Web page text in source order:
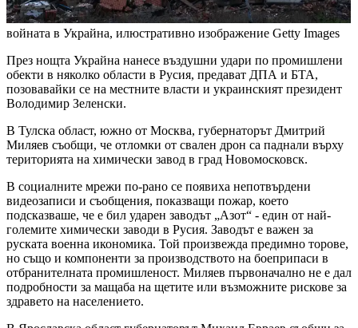
войната в Украйна, илюстративно изображение Getty Images
През нощта Украйна нанесе въздушни удари по промишлени
обекти в няколко области в Русия, предават ДПА и БТА,
позовавайки се на местните власти и украинският президент
Володимир Зеленски.
В Тулска област, южно от Москва, губернаторът Дмитрий
Миляев съобщи, че отломки от свален дрон са паднали върху
територията на химически завод в град Новомосковск.
В социалните мрежи по-рано се появиха непотвърдени
видеозаписи и съобщения, показващи пожар, което
подсказваше, че е бил ударен заводът „Азот“ - един от най-
големите химически заводи в Русия. Заводът е важен за
руската военна икономика. Той произвежда предимно торове,
но също и компоненти за производството на боеприпаси в
отбранителната промишленост. Миляев първоначално не е дал
подробности за мащаба на щетите или възможните рискове за
здравето на населението.